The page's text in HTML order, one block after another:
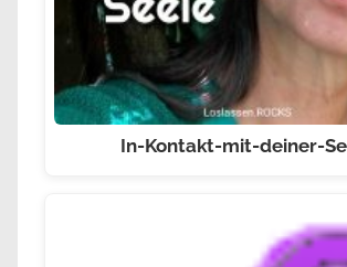
In-Kontakt-mit-deiner-